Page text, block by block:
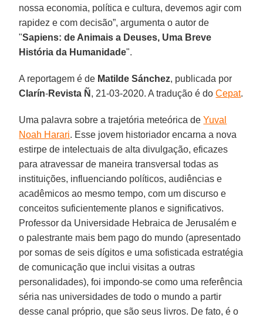
nossa economia, política e cultura, devemos agir com
rapidez e com decisão”, argumenta o autor de
"Sapiens: de Animais a Deuses, Uma Breve
História da Humanidade".
A reportagem é de Matilde Sánchez, publicada por
Clarín-Revista Ñ , 21-03-2020. A tradução é doCepat.
Uma palavra sobre a trajetória meteórica deYuval
Noah Harari. Esse jovem historiador encarna a nova
estirpe de intelectuais de alta divulgação, eficazes
para atravessar de maneira transversal todas as
instituições, influenciando políticos, audiências e
acadêmicos ao mesmo tempo, com um discurso e
conceitos suficientemente planos e significativos.
Professor da Universidade Hebraica de Jerusalém e
o palestrante mais bem pago do mundo (apresentado
por somas de seis dígitos e uma sofisticada estratégia
de comunicação que inclui visitas a outras
personalidades), foi impondo-se como uma referência
séria nas universidades de todo o mundo a partir
desse canal próprio, que são seus livros. De fato, é o